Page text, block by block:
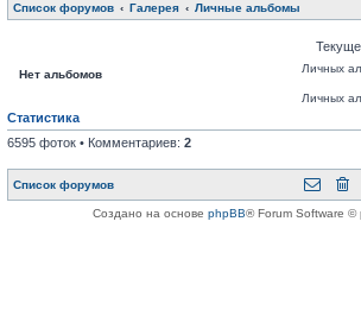
Список форумов Галерея Личные альбомы
Личных
Нет альбомов
Личных
Статистика
6595 фоток • Комментариев: 2
Список форумов
Создано на основе phpBB® Forum Software ©